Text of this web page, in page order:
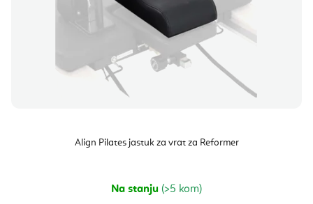
Align Pilates jastuk za vrat za Reformer
Na stanju (>5 kom)